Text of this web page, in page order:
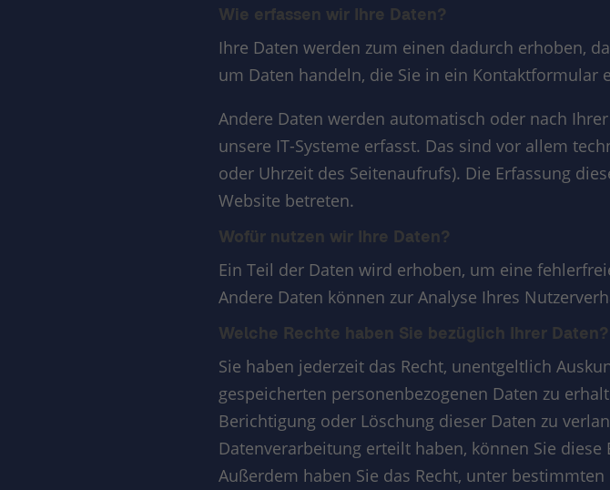
Wie erfassen wir Ihre Daten?
Ihre Daten werden zum einen dadurch erhoben,
um Daten handeln, die Sie in ein Kontaktformular
Andere Daten werden automatisch oder nach
unsere IT-Systeme erfasst. Das sind vor allem
oder Uhrzeit des Seitenaufrufs). Die Erfassung
Website betreten.
Wofür nutzen wir Ihre Daten?
Ein Teil der Daten wird erhoben, um eine
Andere Daten können zur Analyse Ihres
Welche Rechte haben Sie bezüglich Ihrer Daten?
Sie haben jederzeit das Recht, unentgeltlich
gespeicherten personenbezogenen Daten zu
Berichtigung oder Löschung dieser Daten zu
Datenverarbeitung erteilt haben, können Sie
Außerdem haben Sie das Recht, unter